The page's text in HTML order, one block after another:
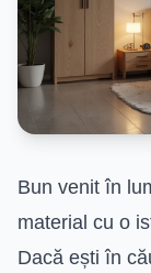
Bun venit în
material cu o
Dacă ești în